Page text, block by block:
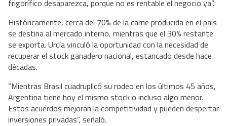
frigorífico desaparezca, porque no es rentable el negocio ya”.
Históricamente, cerca del 70% de la carne producida en el país
se destina al mercado interno, mientras que el 30% restante
se exporta. Urcía vinculó la oportunidad con la necesidad de
recuperar el stock ganadero nacional, estancado desde hace
décadas.
“Mientras Brasil cuadruplicó su rodeo en los últimos 45 años,
Argentina tiene hoy el mismo stock o incluso algo menor.
Estos acuerdos mejoran la competitividad y pueden despertar
inversiones privadas”, señaló.